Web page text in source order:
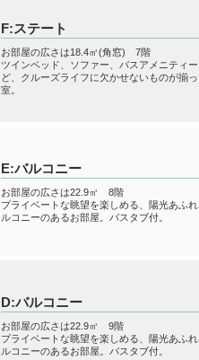
F:ステート
お部屋の広さは18.4㎡(角窓) 7階
ツインベッド、ソファー、バスアメニティー
ど、クルーズライフに欠かせないものが揃
室。
E:バルコニー
お部屋の広さは22.9㎡ 8階
プライベートな眺望を楽しめる、陽光あふ
ルコニーのあるお部屋。バスタブ付。
D:バルコニー
お部屋の広さは22.9㎡ 9階
プライベートな眺望を楽しめる、陽光あふ
ルコニーのあるお部屋。バスタブ付。